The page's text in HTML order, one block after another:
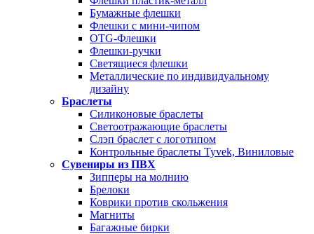
Бумажные флешки
Флешки с мини-чипом
OTG-Флешки
Флешки-ручки
Светящиеся флешки
Металлические по индивидуальному
дизайну
Браслеты
Силиконовые браслеты
Светоотражающие браслеты
Слэп браслет с логотипом
Контрольные браслеты Tyvek, Виниловые
Сувениры из ПВХ
Зипперы на молнию
Брелоки
Коврики против скольжения
Магниты
Багажные бирки